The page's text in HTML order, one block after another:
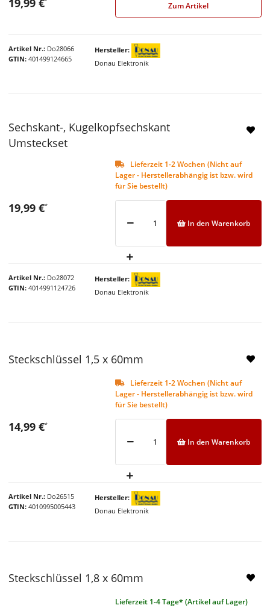
Artikel Nr. Do28066
GTIN 401499124665
Hersteller
Donau Elektronik
Zum Artikel
Sechskant-, Kugelkopfsechskant
Umsteckset
Lieferzeit 1-2 Wochen (Nicht auf
Lager - Herstellerabhängig ist bzw. wird
für Sie bestellt)
Artikel Nr. Do28072
GTIN 4014991124726
Hersteller
Donau Elektronik
19,99 €*
In den Warenkorb
Steckschlüssel 1,5 x 60mm
Lieferzeit 1-2 Wochen (Nicht auf
Lager - Herstellerabhängig ist bzw. wird
für Sie bestellt)
Artikel Nr. Do26515
GTIN 4010995005443
Hersteller
Donau Elektronik
14,99 €*
In den Warenkorb
Steckschlüssel 1,8 x 60mm
Lieferzeit 1-4 Tage* (Artikel auf Lager)